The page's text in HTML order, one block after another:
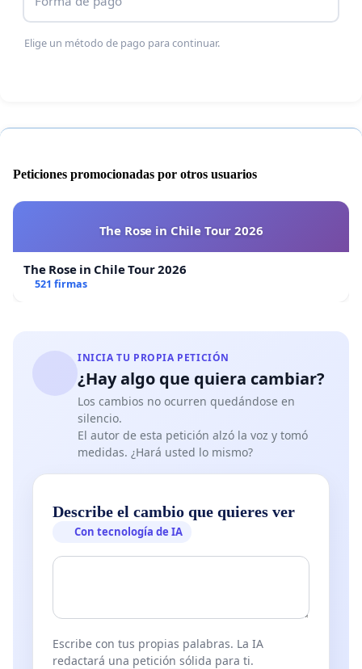
Elige un método de pago para continuar.
Peticiones promocionadas por otros usuarios
The Rose in Chile Tour 2026
The Rose in Chile Tour 2026
521 firmas
INICIA TU PROPIA PETICIÓN
¿Hay algo que quiera cambiar?
Los cambios no ocurren quedándose en
silencio.
El autor de esta petición alzó la voz y tomó
medidas. ¿Hará usted lo mismo?
Describe el cambio que quieres ver
Con tecnología de IA
Escribe con tus propias palabras. La IA
redactará una petición sólida para ti.